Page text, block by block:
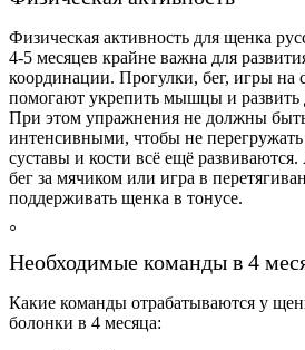
Физическая активность для щенка
4-5 месяцев крайне важна для
координации. Прогулки, бег, игры на
помогают укрепить мышцы и развить
При этом упражнения не должны
интенсивными, чтобы не перегружать
суставы и кости всё ещё
бег за мячиком или игра в
поддерживать щенка в тонусе.
Необходимые команды в 4
Какие команды отрабатываются у
болонки в 4 месяца: